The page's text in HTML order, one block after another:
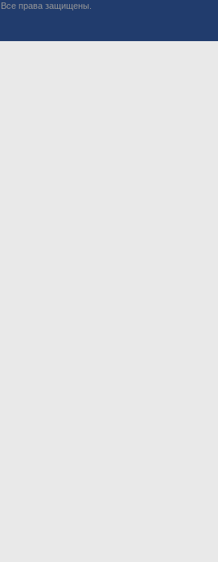
. Все права защищены.